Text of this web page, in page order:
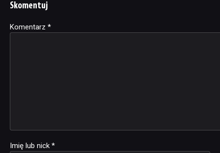
Skomentuj
Komentarz *
Imię lub nick *
Alternative: